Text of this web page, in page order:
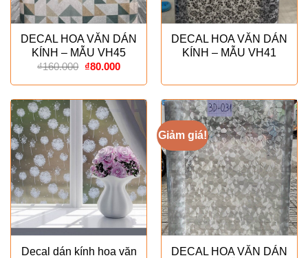
DECAL HOA VĂN DÁN
KÍNH – MẪU VH45
₫160.000 Giá
là:
₫160.000.
₫80.000Giá
tại
là:
₫80.000.
DECAL HOA VĂN DÁN
KÍNH – MẪU VH41
Decal dán kính hoa văn
Giảm giá!
DECAL HOA VĂN DÁN